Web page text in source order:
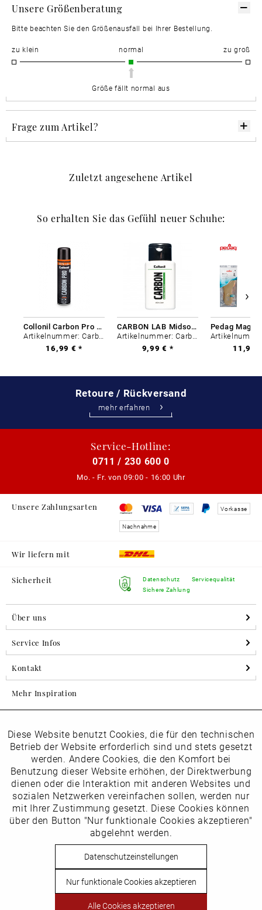
Unsere Größenberatung
Bitte beachten Sie den Größenausfall bei Ihrer Bestellung.
zu klein normal zu groß
Größe fällt normal aus
Frage zum Artikel?
Zuletzt angesehene Artikel
So erhalten Sie das Gefühl neuer Schuhe:
Collonil Carbon Pro 400 ml
Artikelnummer: Carbon-0
16,99 € *
CARBON LAB Midsole Cleaner
Artikelnummer: Carbon-0
9,99 € *
11,99
Retoure / Rückversand
mehr erfahren
Service-Hotline:
0711 / 230 600 0
Mo. - Fr. von 09:00 - 16:00 Uhr
Unsere Zahlungsarten Vorkasse
Nachnahme
Wir liefern mit
Sicherheit
Datenschutz
Sichere Zahlung
Servicequalität
Über uns
Service Infos
Kontakt
Mehr Inspiration
Folgen Sie uns auf Instagram
horsch_schuhe
Newsletter
Datenschutzbestimmungenhabe ich zur Kenntnis
vom Newsletter abmelden.
Vertrag widerrufen
Funktionale Aktiv
Marketing Inaktiv
Tracking Inaktiv
Inaktiv
Diese Website benutzt Cookies, die für den technischen
Betrieb der Website erforderlich sind und stets gesetzt
werden. Andere Cookies, die den Komfort bei
Benutzung dieser Website erhöhen, der Direktwerbung
dienen oder die Interaktion mit anderen Websites und
sozialen Netzwerken vereinfachen sollen, werden nur
mit Ihrer Zustimmung gesetzt. Diese Cookies können
über den Button "Nur funktionale Cookies akzeptieren"
abgelehnt werden.
Datenschutzeinstellungen
Nur funktionale Cookies akzeptieren
Alle Cookies akzeptieren